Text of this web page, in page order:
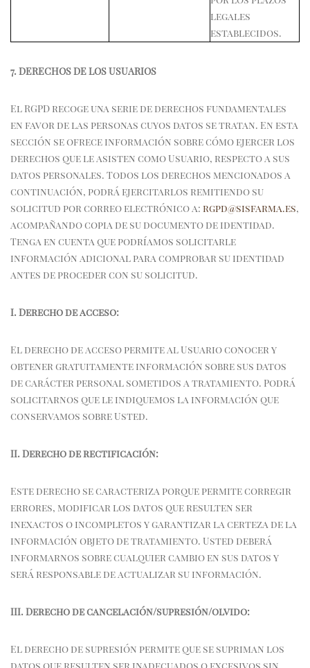
legales
establecidos.
7. DERECHOS DE LOS USUARIOS
El RGPD recoge una serie de derechos fundamentales
en favor de las personas cuyos datos se tratan. En esta
sección se ofrece información sobre cómo ejercer los
derechos que le asisten como Usuario, respecto a sus
datos personales. Todos los derechos mencionados a
continuación, podrá ejercitarlos remitiendo su
solicitud por correo electrónico a: rgpd@sisfarma.es,
acompañando copia de su documento de identidad.
Tenga en cuenta que podríamos solicitarle
información adicional para comprobar su identidad
antes de proceder con su solicitud.
I. Derecho de acceso:
El derecho de acceso permite al Usuario conocer y
obtener gratuitamente información sobre sus datos
de carácter personal sometidos a tratamiento. Podrá
solicitarnos que le indiquemos la información que
conservamos sobre Usted.
II. Derecho de rectificación:
Este derecho se caracteriza porque permite corregir
errores, modificar los datos que resulten ser
inexactos o incompletos y garantizar la certeza de la
información objeto de tratamiento. Usted deberá
informarnos sobre cualquier cambio en sus datos y
será responsable de actualizar su información.
III. Derecho de cancelación/supresión/olvido:
El derecho de supresión permite que se supriman los